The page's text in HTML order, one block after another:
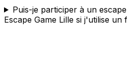
Puis-je participer à un
Escape Game Lille si j'utilise